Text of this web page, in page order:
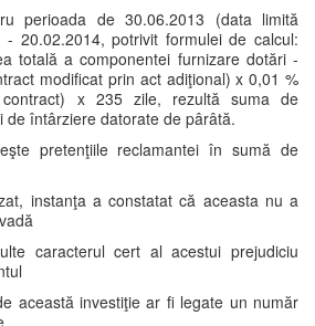
perioada de 30.06.2013 (data limită
20.02.2014, potrivit formulei de calcul:
totală a componentei furnizare dotări -
modificat prin act adiţional) x 0,01 %
x 235 zile, rezultă suma de
de întârziere datorate de pârâtă.
pretenţiile reclamantei în sumă de
instanţa a constatat că aceasta nu a
caracterul cert al acestui prejudiciu
această investiţie ar fi legate un număr